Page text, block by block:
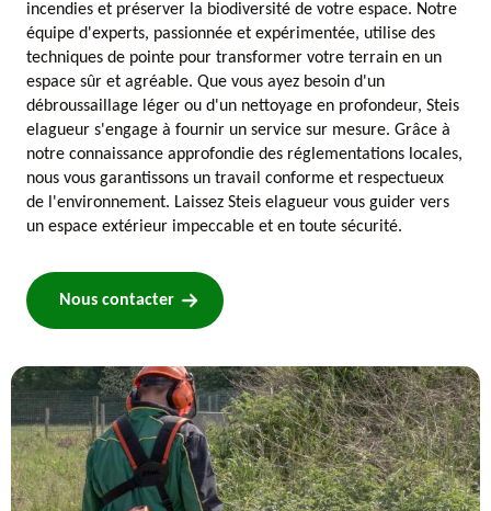
incendies et préserver la biodiversité de votre espace. Notre
équipe d'experts, passionnée et expérimentée, utilise des
techniques de pointe pour transformer votre terrain en un
espace sûr et agréable. Que vous ayez besoin d'un
débroussaillage léger ou d'un nettoyage en profondeur, Steis
elagueur s'engage à fournir un service sur mesure. Grâce à
notre connaissance approfondie des réglementations locales,
nous vous garantissons un travail conforme et respectueux
de l'environnement. Laissez Steis elagueur vous guider vers
un espace extérieur impeccable et en toute sécurité.
Nous contacter